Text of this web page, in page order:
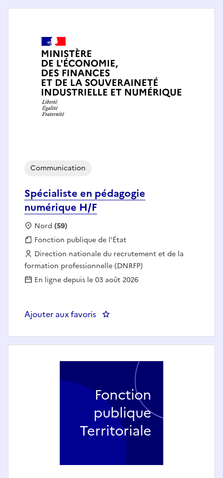
Spécialiste en pédagogie
numérique H/F
Communication
Localisation :
Nord (59)
Fonction publique :
Fonction publique de l'État
Employeur :
Direction nationale du recrutement et de la
formation professionnelle (DNRFP)
En ligne depuis le 03 août 2026
Ajouter aux favoris : Spécialiste en pédagogie
Fonction
publique
Territoriale